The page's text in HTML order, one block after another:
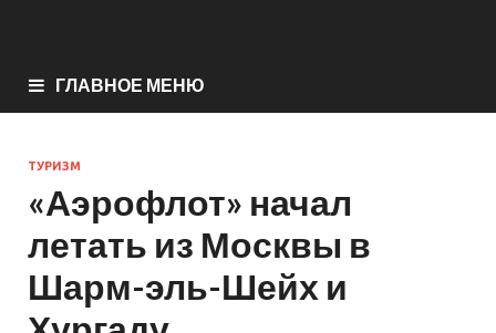
ГЛАВНОЕ МЕНЮ
ТУРИЗМ
«Аэрофлот» начал
летать из Москвы в
Шарм-эль-Шейх и